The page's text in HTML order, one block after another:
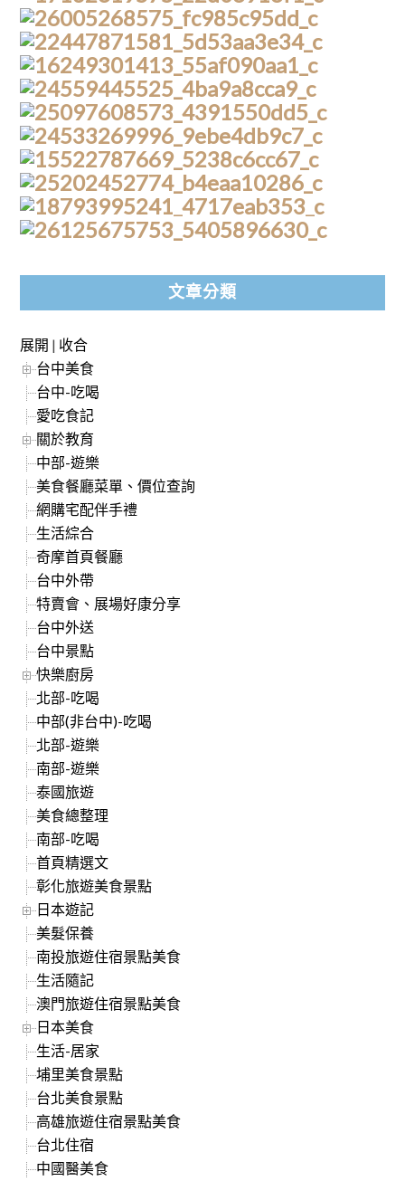
文章分類
展開 | 收合
台中美食
台中-吃喝
愛吃食記
關於教育
中部-遊樂
美食餐廳菜單、價位查詢
網購宅配伴手禮
生活綜合
奇摩首頁餐廳
台中外帶
特賣會、展場好康分享
台中外送
台中景點
快樂廚房
北部-吃喝
中部(非台中)-吃喝
北部-遊樂
南部-遊樂
泰國旅遊
美食總整理
南部-吃喝
首頁精選文
彰化旅遊美食景點
日本遊記
美髮保養
南投旅遊住宿景點美食
生活隨記
澳門旅遊住宿景點美食
日本美食
生活-居家
埔里美食景點
台北美食景點
高雄旅遊住宿景點美食
台北住宿
中國醫美食